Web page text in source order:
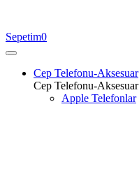
Sepetim0
Cep Telefonu-Aksesuar
Cep Telefonu-Aksesuar
Apple Telefonlar